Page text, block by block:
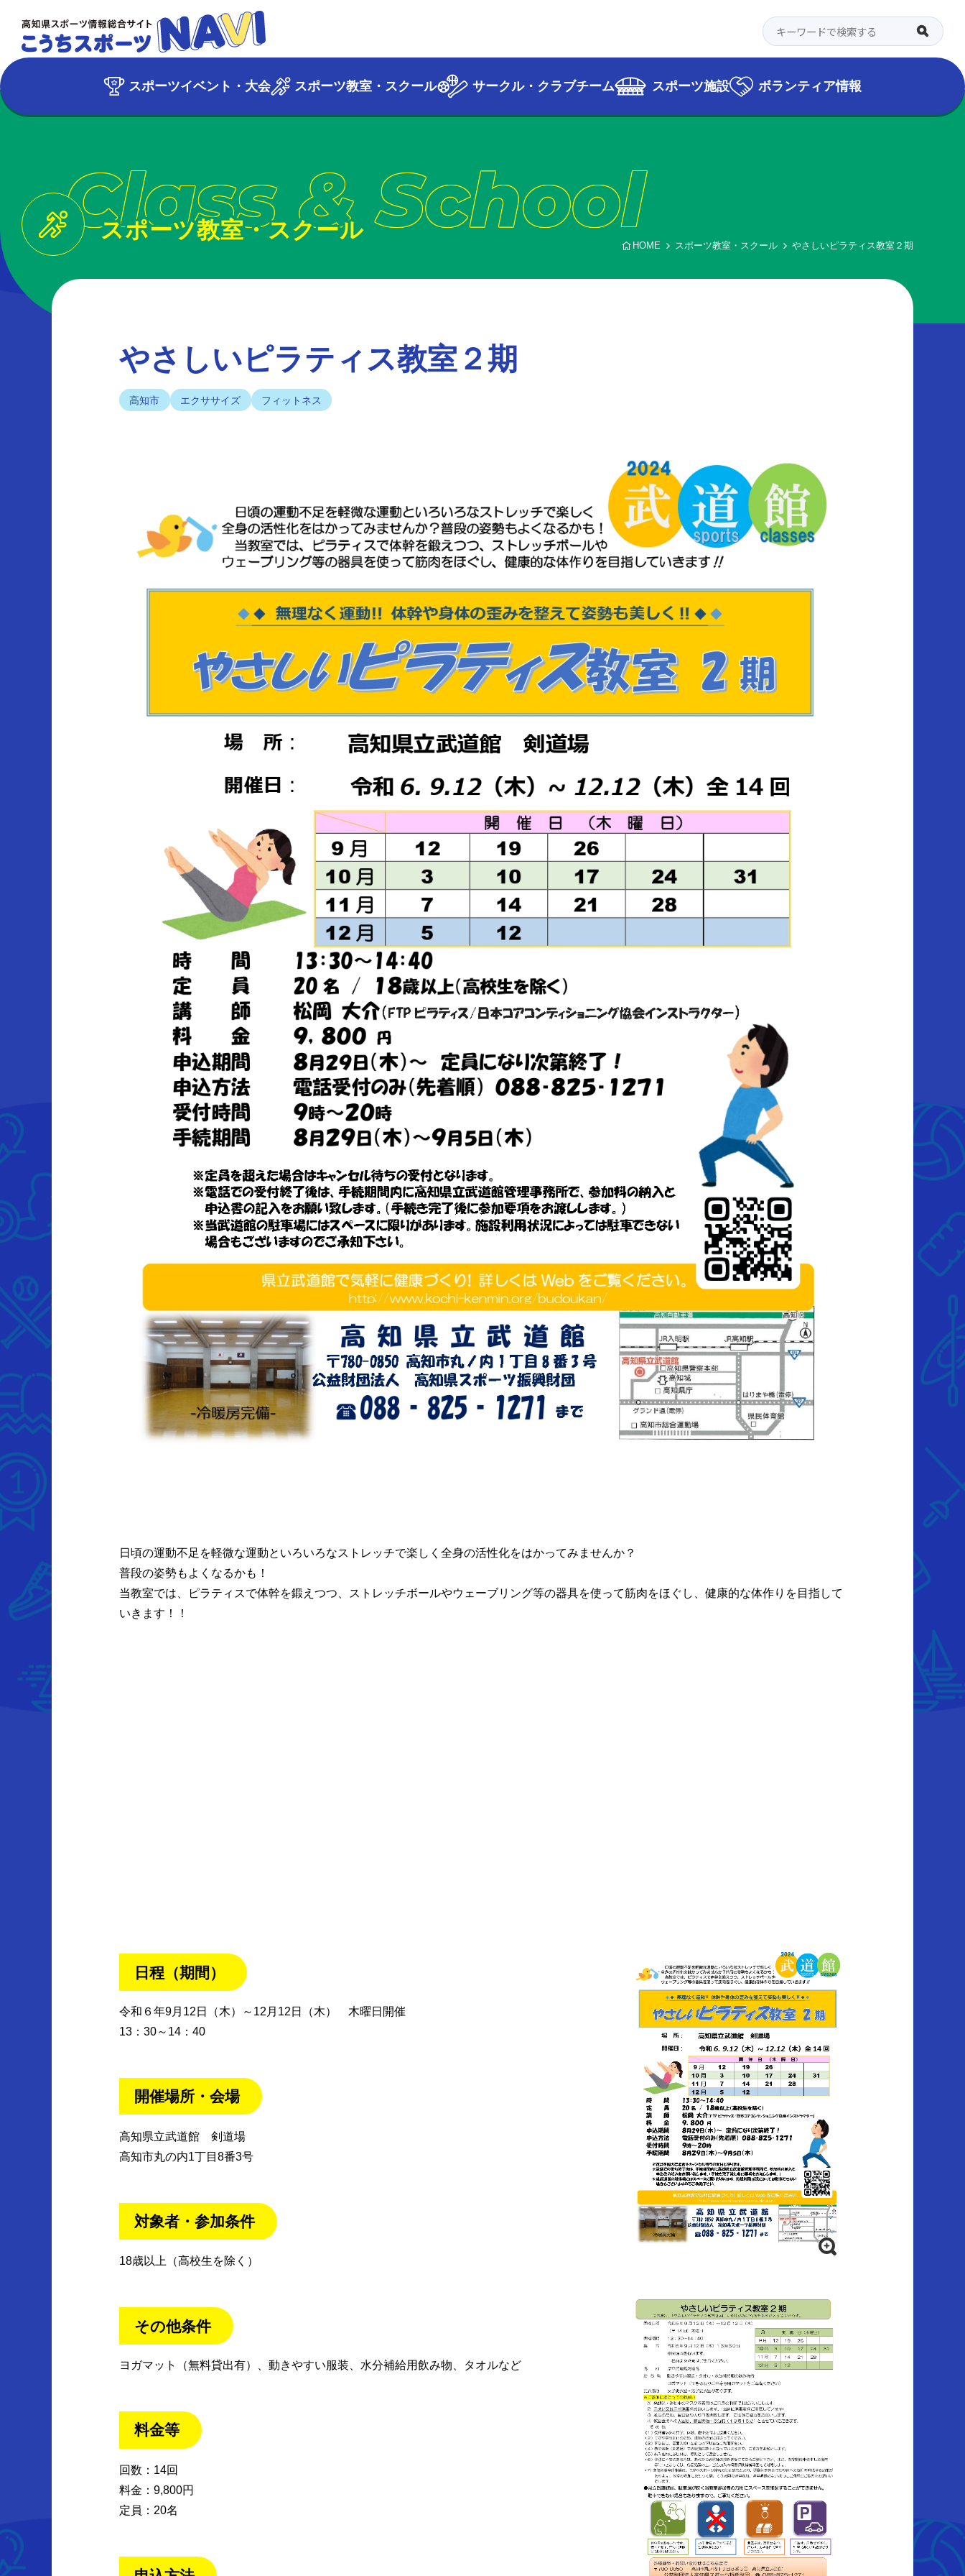
スポーツイベント・大会 スポーツ教室・スクール サークル・クラブチーム スポーツ施設 ボランティア情報
Class & School
スポーツ教室・スクール
HOME スポーツ教室・スクール やさしいピラティス教室２期
やさしいピラティス教室２期
高知市 エクササイズ フィットネス
日頃の運動不足を軽微な運動といろいろなストレッチで楽しく全身の活性化をはかってみませんか？
普段の姿勢もよくなるかも！
当教室では、ピラティスで体幹を鍛えつつ、ストレッチボールやウェーブリング等の器具を使って筋肉をほぐし、健康的な体作りを目指して
いきます！！
日程（期間）
令和６年9月12日（木）～12月12日（木） 木曜日開催
13：30～14：40
開催場所・会場
高知県立武道館 剣道場
高知市丸の内1丁目8番3号
対象者・参加条件
18歳以上（高校生を除く）
その他条件
ヨガマット（無料貸出有）、動きやすい服装、水分補給用飲み物、タオルなど
料金等
回数：14回
料金：9,800円
定員：20名